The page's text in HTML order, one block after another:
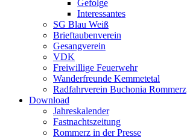
Gefolge
Interessantes
SG Blau Weiß
Brieftaubenverein
Gesangverein
VDK
Freiwillige Feuerwehr
Wanderfreunde Kemmetetal
Radfahrverein Buchonia Rommerz
Download
Jahreskalender
Fastnachtszeitung
Rommerz in der Presse